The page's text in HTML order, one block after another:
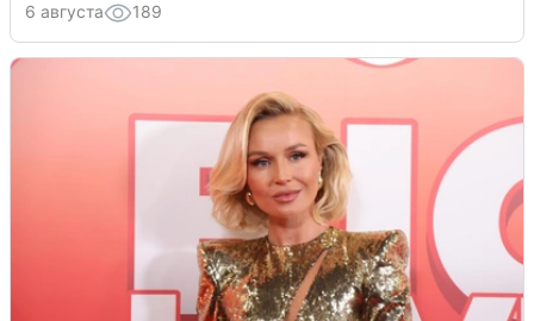
6 августа 189